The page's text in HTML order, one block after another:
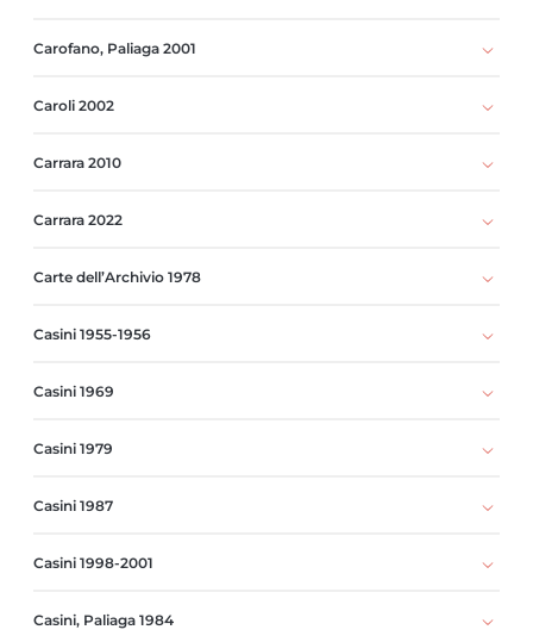
Carofano, Paliaga 2001
Caroli 2002
Carrara 2010
Carrara 2022
Carte dell’Archivio 1978
Casini 1955-1956
Casini 1969
Casini 1979
Casini 1987
Casini 1998-2001
Casini, Paliaga 1984